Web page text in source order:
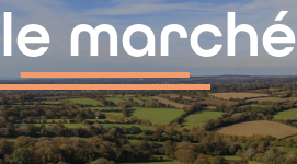
principal
le marché